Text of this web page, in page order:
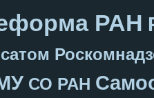
РАН
СО РАН